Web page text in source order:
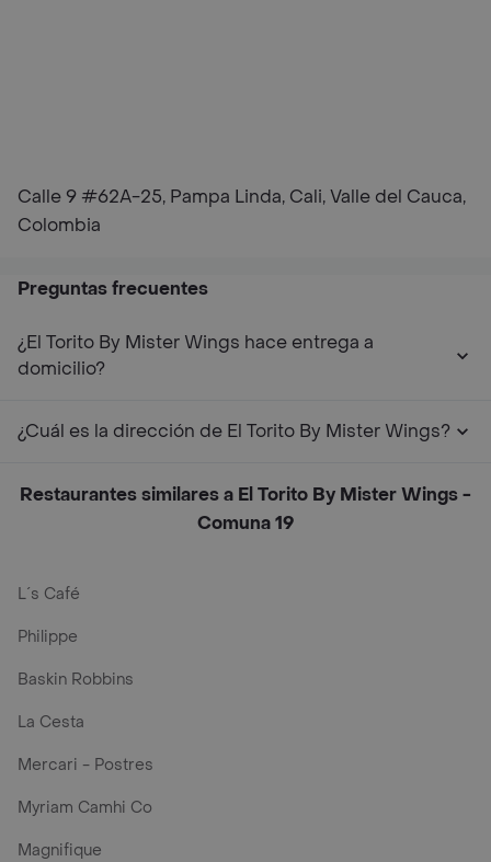
Calle 9 #62A-25, Pampa Linda, Cali, Valle del Cauca,
Colombia
Preguntas frecuentes
¿El Torito By Mister Wings hace entrega a
domicilio?
¿Cuál es la dirección de El Torito By Mister Wings?
Restaurantes similares a El Torito By Mister Wings -
Comuna 19
L´s Café
Philippe
Baskin Robbins
La Cesta
Mercari - Postres
Myriam Camhi Co
Magnifique